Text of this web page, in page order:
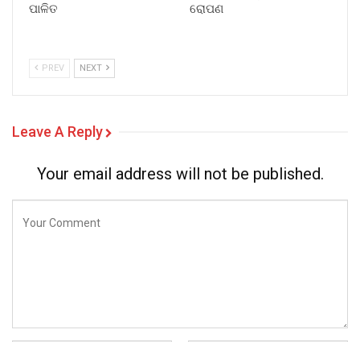
ପାଳିତ
ରୋପଣ
PREV NEXT
Leave A Reply
Your email address will not be published.